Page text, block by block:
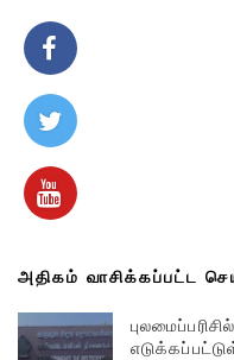
அதிகம் வாசிக்கப்பட்ட